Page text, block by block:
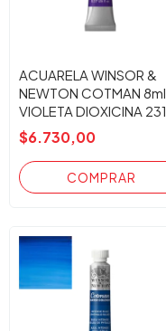
ACUARELA WINSOR &
NEWTON COTMAN 8ml
VIOLETA DIOXICINA 231
$6.730,00